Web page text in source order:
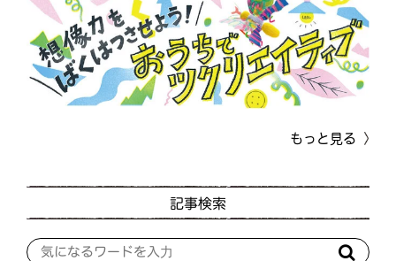
もっと見る
記事検索